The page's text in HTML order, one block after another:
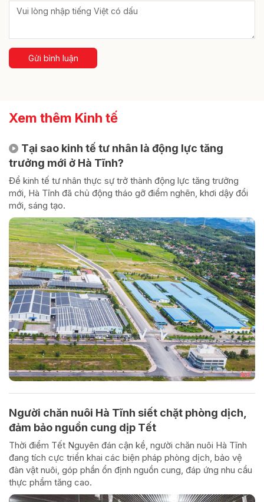
Gửi bình luận
Xem thêm Kinh tế
Tại sao kinh tế tư nhân là động lực tăng
trưởng mới ở Hà Tĩnh?
Để kinh tế tư nhân thực sự trở thành động lực tăng trưởng
mới, Hà Tĩnh đã chủ động tháo gỡ điểm nghẽn, khơi dậy đổi
mới, sáng tạo.
Người chăn nuôi Hà Tĩnh siết chặt phòng dịch,
đảm bảo nguồn cung dịp Tết
Thời điểm Tết Nguyên đán cận kề, người chăn nuôi Hà Tĩnh
đang tích cực triển khai các biện pháp phòng dịch, bảo vệ
đàn vật nuôi, góp phần ổn định nguồn cung, đáp ứng nhu cầu
thực phẩm tăng cao.